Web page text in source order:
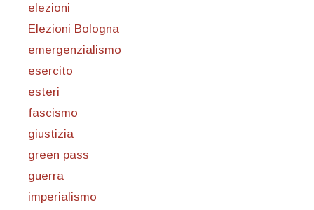
elezioni
Elezioni Bologna
emergenzialismo
esercito
esteri
fascismo
giustizia
green pass
guerra
imperialismo